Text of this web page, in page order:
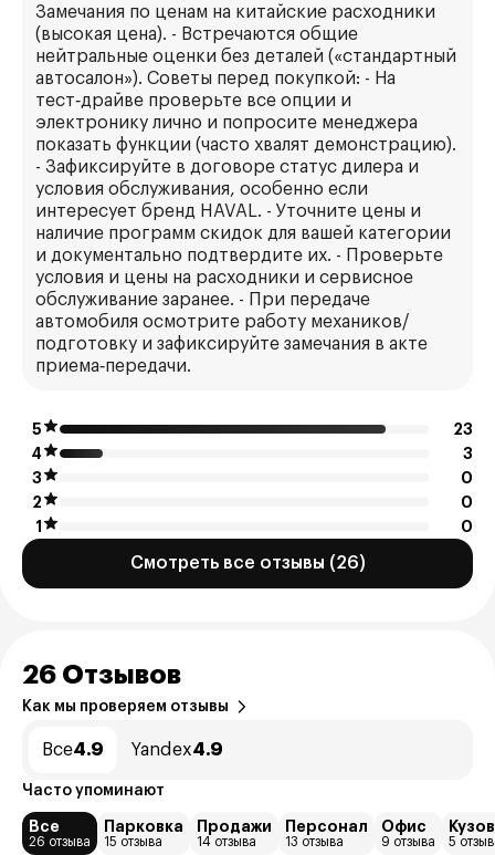
Замечания по ценам на китайские расходники
(высокая цена). - Встречаются общие
нейтральные оценки без деталей («стандартный
автосалон»). Советы перед покупкой: - На
тест‑драйве проверьте все опции и
электронику лично и попросите менеджера
показать функции (часто хвалят демонстрацию).
- Зафиксируйте в договоре статус дилера и
условия обслуживания, особенно если
интересует бренд HAVAL. - Уточните цены и
наличие программ скидок для вашей категории
и документально подтвердите их. - Проверьте
условия и цены на расходники и сервисное
обслуживание заранее. - При передаче
автомобиля осмотрите работу механиков/
подготовку и зафиксируйте замечания в акте
приема‑передачи.
5
23
4
3
3
0
2
0
1
0
Смотреть все отзывы (26)
26 Отзывов
Как мы проверяем отзывы
Все4.9 Yandex4.9
Часто упоминают
Все
26 отзыва
Парковка
15 отзыва
Продажи
14 отзыва
Персонал
13 отзыва
Офис
9 отзыва 5